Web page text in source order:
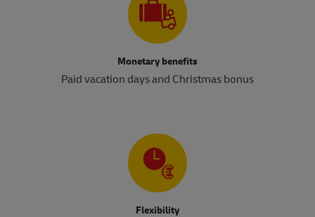
Monetary benefits
Paid vacation days and Christmas bonus
Flexibility